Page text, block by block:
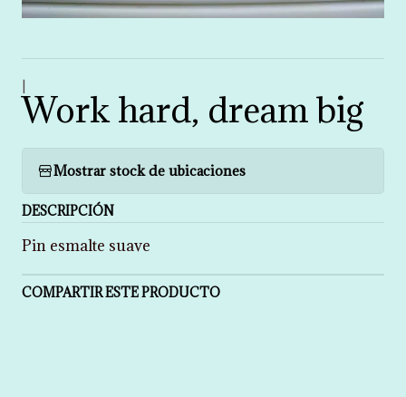
Work hard, dream big
Mostrar stock de ubicaciones
DESCRIPCIÓN
Pin esmalte suave
COMPARTIR ESTE PRODUCTO